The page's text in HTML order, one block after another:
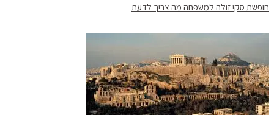
חופשת סקי זולה למשפחה מה צריך לדעת